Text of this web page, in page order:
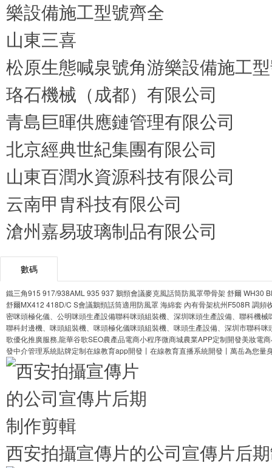
松原生態喊泉號角游樂設備施工
珞石機械（成都）有限公司
青島巨暉供應鏈管理有限公司
北京經典世紀集團有限公司
山東百潤水資源科技有限公司
云南甲胄科技有限公司
滄州嘉易玻璃制品有限公司
數碼
鐵三角915 917/938AML 935 937 鵝頸會議麥克風話筒防風罩帶骨架 舒爾 WH30
舒爾MX412 418D/C S會議鵝頸話筒適用防風罩 海綿套 內有骨架杭州F508R 調頻
密咪頭極化儀、公明咪頭生產設備聯科咪頭組裝機、深圳咪頭生產設備、聯科機械
聯科封邊機、咪頭組裝機、咪頭極化儀咪頭組裝機、咪頭生產設備、深圳市聯科咪
歌優化推廣服務,龍華谷歌SEO農產品電商小程序微商城農業APP定制開發美妝電
發中介管理系統貼牌定制在線教育app開發丨在線教育直播系統開發丨萬岳為您量
西安拍攝宣傳片的公司宣傳片后